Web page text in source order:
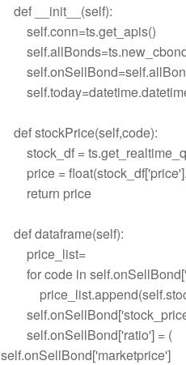
def __init__(self):
self.conn=ts.get_apis()
def stockPrice(self,code):
stock_df =
price =
return price
def dataframe(self):
price_list=
for code in
self.onSellBond['ratio'] = (
self.onSellBond['marketprice']